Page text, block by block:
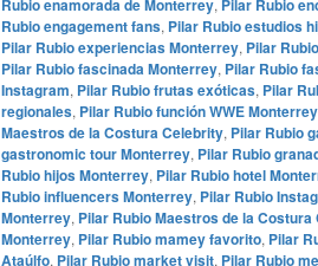
Rubio enamorada de Monterrey, Pilar Rubio
Rubio engagement fans, Pilar Rubio estudios
Pilar Rubio experiencias Monterrey, Pilar
Pilar Rubio fascinada Monterrey, Pilar Rubio
Instagram, Pilar Rubio frutas exóticas, Pilar
regionales, Pilar Rubio función WWE Monterrey
Maestros de la Costura Celebrity, Pilar Rubio
gastronomic tour Monterrey, Pilar Rubio
Rubio hijos Monterrey, Pilar Rubio hotel
Rubio influencers Monterrey, Pilar Rubio
Monterrey, Pilar Rubio Maestros de la
Monterrey, Pilar Rubio mamey favorito, Pilar
Ataúlfo, Pilar Rubio market visit, Pilar Rubio